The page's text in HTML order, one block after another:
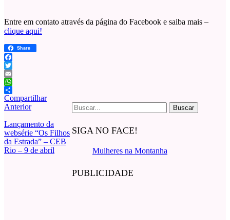
Entre em contato através da página do Facebook e saiba mais –
clique aqui!
Share
Facebook
Twitter
Email
WhatsApp
Compartilhar
Buscar
por:
SIGA NO FACE!
Mulheres na Montanha
PUBLICIDADE
Anterior
Lançamento da
websérie “Os Filhos
da Estrada” – CEB
Rio – 9 de abril